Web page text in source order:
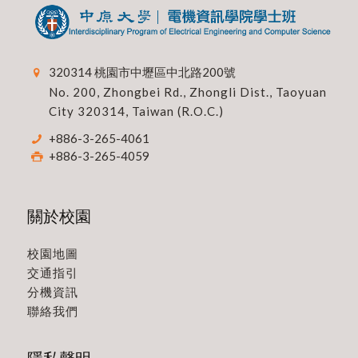
320314 桃園市中壢區中北路200號
No. 200, Zhongbei Rd., Zhongli Dist., Taoyuan
City 320314, Taiwan (R.O.C.)
+886-3-265-4061
+886-3-265-4059
關於校園
校園地圖
交通指引
分機資訊
聯絡我們